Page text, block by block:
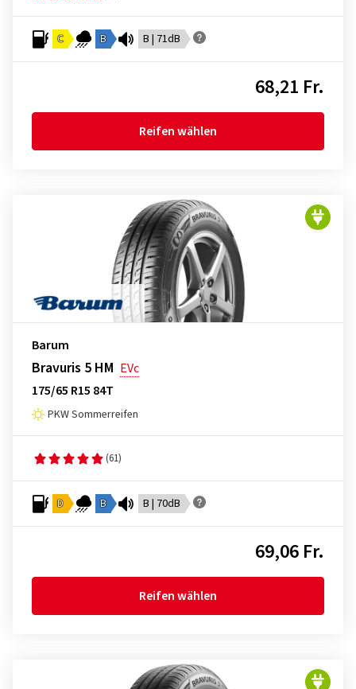
C B B | 71dB
68,21 Fr.
Reifen wählen
Barum
Bravuris 5 HM EVc
175/65 R15 84T
PKW Sommerreifen
(61)
D B B | 70dB
69,06 Fr.
Reifen wählen